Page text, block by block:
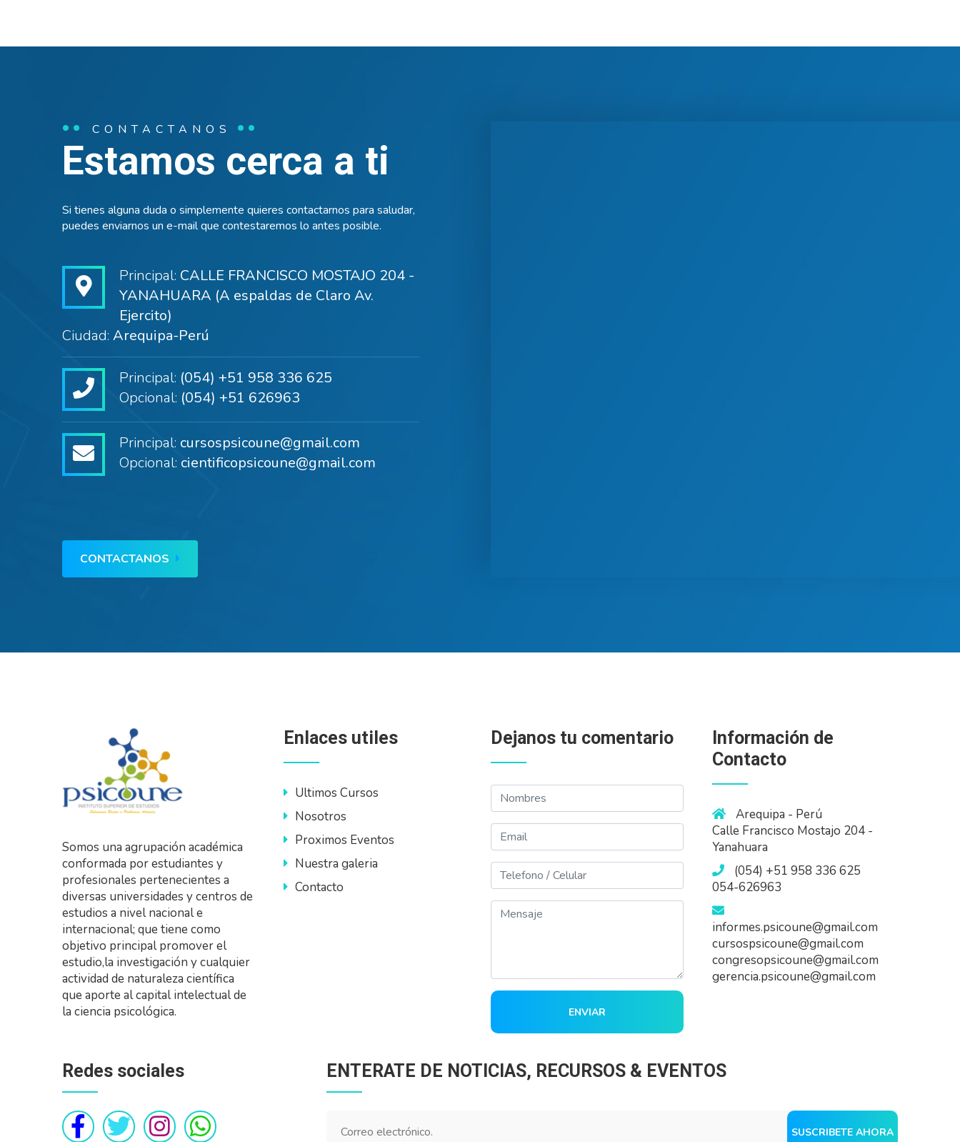
CONTACTANOS
Estamos cerca a ti
Si tienes alguna duda o simplemente quieres contactarnos para saludar,
puedes enviarnos un e-mail que contestaremos lo antes posible.
Principal: CALLE FRANCISCO MOSTAJO 204 -
YANAHUARA (A espaldas de Claro Av.
Ejercito)
Ciudad: Arequipa-Perú
Principal: (054) +51 958 336 625
Opcional: (054) +51 626963
Principal: cursospsicoune@gmail.com
Opcional: cientificopsicoune@gmail.com
CONTACTANOS
Somos una agrupación académica
conformada por estudiantes y
profesionales pertenecientes a
diversas universidades y centros de
estudios a nivel nacional e
internacional; que tiene como
objetivo principal promover el
estudio,la investigación y cualquier
actividad de naturaleza científica
que aporte al capital intelectual de
la ciencia psicológica.
Enlaces utiles
Ultimos Cursos
Nosotros
Proximos Eventos
Nuestra galeria
Contacto
Dejanos tu comentario
Nombres
Email
Telefono
Mensaje
ENVIAR
Información de
Contacto
Arequipa - Perú
Calle Francisco Mostajo 204 -
Yanahuara
(054) +51 958 336 625
054-626963
informes.psicoune@gmail.com
cursospsicoune@gmail.com
congresopsicoune@gmail.com
gerencia.psicoune@gmail.com
Redes sociales ENTERATE DE NOTICIAS, RECURSOS & EVENTOS
SUSCRIBETE AHORA